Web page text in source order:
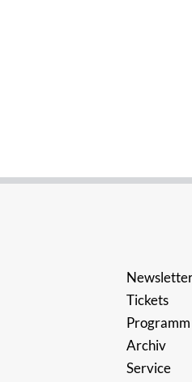
Tickets
Programm
Archiv
Service